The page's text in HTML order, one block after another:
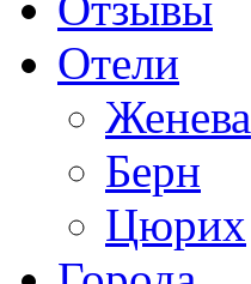
Отели
Женева
Берн
Цюрих